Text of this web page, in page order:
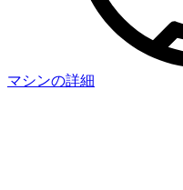
マシンの詳細